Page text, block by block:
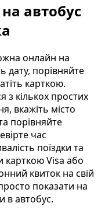
автобус
онлайн на
дату, порівняйте
карткою.
з кількох простих
вкажіть місто
порівняйте
час
поїздки та
карткою Visa або
квиток на свій
показати на
в автобус.